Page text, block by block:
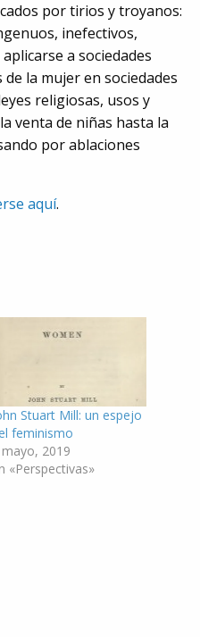
por tirios y troyanos:
inefectivos,
a sociedades
la mujer en sociedades
religiosas, usos y
venta de niñas hasta la
por ablaciones
aquí.
Stuart Mill: un espejo
feminismo
2019
«Perspectivas»